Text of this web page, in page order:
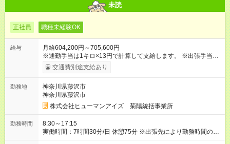
未読
正社員 職種未経験OK
給与
月給604,200円～705,600円
※通勤手当は1キロ×13円で計算して支給します。 ※出張手当
海外・為替により変動(10，000円～15，000円)、国内(4，000
円) ※出張にかかる費用(パスポート取得更新費、3つ星ホテル宿
期間あり 試用期間の長さ：3ヶ月 雇用形態、給与は本採用時と
同じです。
交通費別途支給あり
勤務地
神奈川県藤沢市
神奈川県藤沢市
株式会社ヒューマンアイズ 菊陽統括事業所
勤務時間
8:30～17:15
実働時間：7時間30分/日 休憩75分 ※出張先により勤務時間の変
更があります 時間外労働：月あたり25時間程度あり